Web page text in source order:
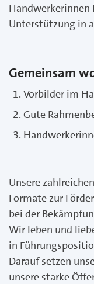
Unterstützung in
Gemeinsam
Vorbilder im
Gute
Unsere
Formate zur
bei der
Wir leben und
in
Darauf setzen
unsere starke